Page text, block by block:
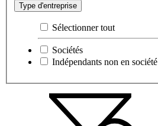
Type d'entreprise
Sélectionner tout
Sociétés
Indépendants non en société